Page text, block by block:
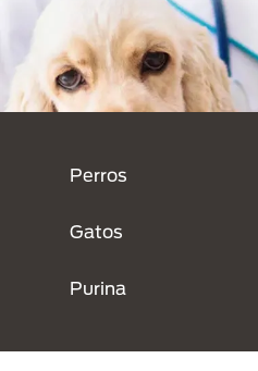
Perros
Gatos
Purina